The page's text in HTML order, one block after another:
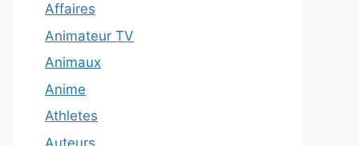
Affaires
Animateur TV
Animaux
Anime
Athletes
Auteurs